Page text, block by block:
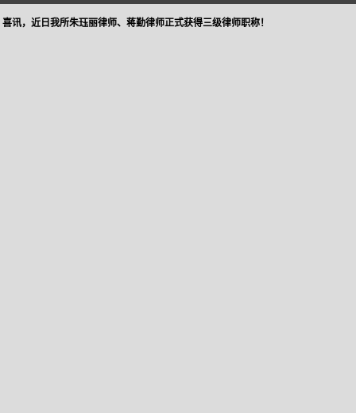
喜讯，近日我所朱珏丽律师、蒋勤律师正式获得三级律师职称！